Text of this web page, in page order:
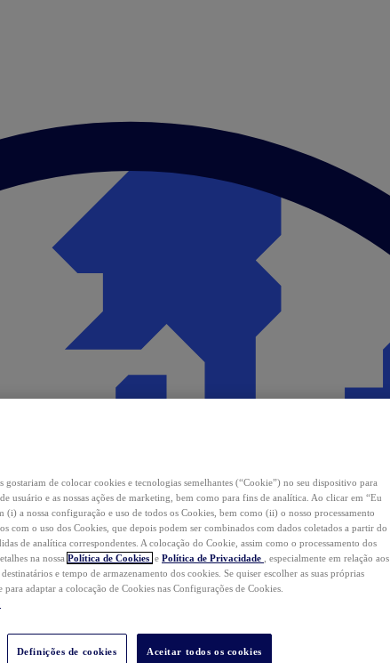
gostariam de colocar cookies e tecnologias semelhantes (“Cookie”) no seu dispositivo para
usuário e as nossas ações de marketing, bem como para fins de analítica. Ao clicar em “Eu
(i) a nossa configuração e uso de todos os Cookies, bem como (ii) o nosso processamento
com o uso dos Cookies, que depois podem ser combinados com dados coletados a partir do
de analítica correspondentes. A colocação do Cookie, assim como o processamento dos
na nossa Política de Cookies e Política de Privacidade
, especialmente em relação aos
e tempo de armazenamento dos cookies. Se quiser escolher as suas próprias
para adaptar a colocação de Cookies nas Configurações de Cookies.
Definições de cookies Aceitar todos os cookies